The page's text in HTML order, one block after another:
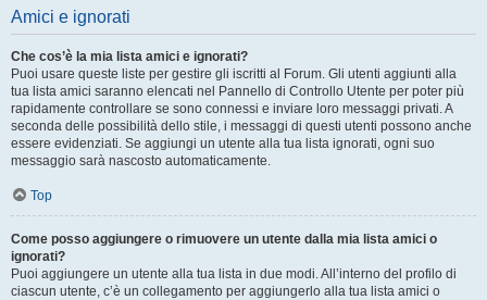
Amici e ignorati
Che cos’è la mia lista amici e ignorati?
Puoi usare queste liste per gestire gli iscritti al Forum. Gli utenti aggiunti alla
tua lista amici saranno elencati nel Pannello di Controllo Utente per poter più
rapidamente controllare se sono connessi e inviare loro messaggi privati. A
seconda delle possibilità dello stile, i messaggi di questi utenti possono anche
essere evidenziati. Se aggiungi un utente alla tua lista ignorati, ogni suo
messaggio sarà nascosto automaticamente.
Top
Come posso aggiungere o rimuovere un utente dalla mia lista amici o
ignorati?
Puoi aggiungere un utente alla tua lista in due modi. All’interno del profilo di
ciascun utente, c’è un collegamento per aggiungerlo alla tua lista amici o